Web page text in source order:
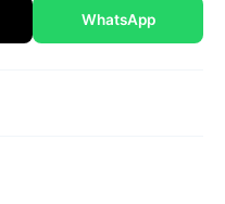
WhatsApp